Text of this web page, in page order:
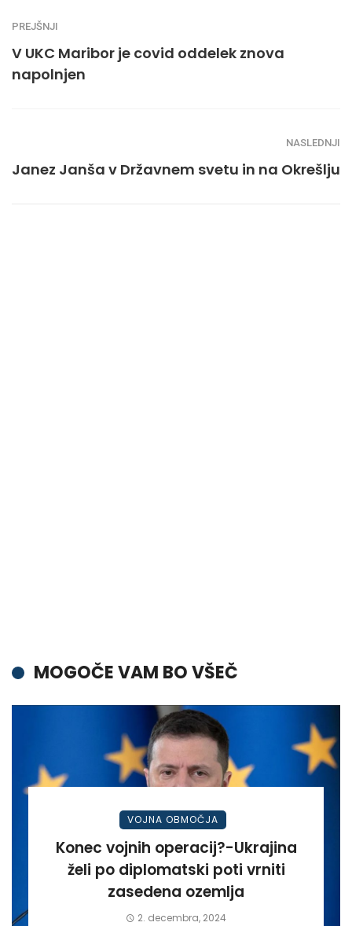
PREJŠNJI
V UKC Maribor je covid oddelek znova
napolnjen
NASLEDNJI
Janez Janša v Državnem svetu in na Okrešlju
MOGOČE VAM BO VŠEČ
VOJNA OBMOČJA
Konec vojnih operacij?-Ukrajina
želi po diplomatski poti vrniti
zasedena ozemlja
2. decembra, 2024